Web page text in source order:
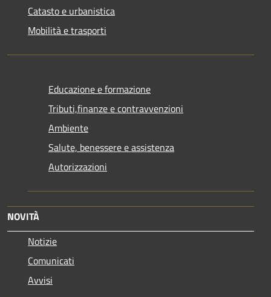
Catasto e urbanistica
Mobilità e trasporti
Educazione e formazione
Tributi,finanze e contravvenzioni
Ambiente
Salute, benessere e assistenza
Autorizzazioni
NOVITÀ
Notizie
Comunicati
Avvisi